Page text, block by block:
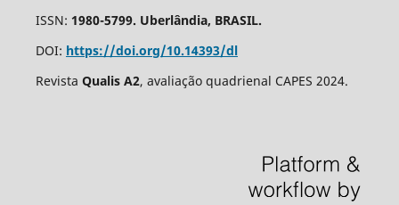
ISSN: 1980-5799. Uberlândia, BRASIL.
DOI: https://doi.org/10.14393/dl
Revista Qualis A2, avaliação quadrienal CAPES 2024.